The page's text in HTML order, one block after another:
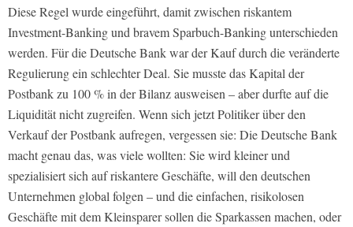
Diese Regel wurde eingeführt, damit zwischen riskantem
Investment-Banking und bravem Sparbuch-Banking unterschieden
werden. Für die Deutsche Bank war der Kauf durch die veränderte
Regulierung ein schlechter Deal. Sie musste das Kapital der
Postbank zu 100 % in der Bilanz ausweisen – aber durfte auf die
Liquidität nicht zugreifen. Wenn sich jetzt Politiker über den
Verkauf der Postbank aufregen, vergessen sie: Die Deutsche Bank
macht genau das, was viele wollten: Sie wird kleiner und
spezialisiert sich auf riskantere Geschäfte, will den deutschen
Unternehmen global folgen – und die einfachen, risikolosen
Geschäfte mit dem Kleinsparer sollen die Sparkassen machen, oder